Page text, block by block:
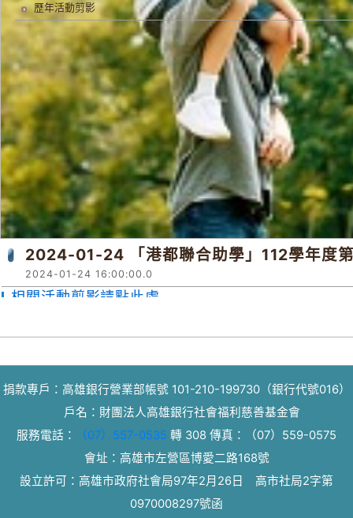
歷年活動剪影
2024-01-24 「港都聯合助學」112學年度
2024-01-24 16:00:00.0
相關活動剪影請點此處
捐款專戶：高雄銀行營業部帳號 101-210-199730（銀行代號016）
戶名：財團法人高雄銀行社會福利慈善基金會
服務電話：
（07）557-0535 轉 308 傳真：
（07）559-0575
會址：高雄市左營區博愛二路168號
設立許可：高雄市政府社會局97年2月26日 高市社局2字第
0970008297號函